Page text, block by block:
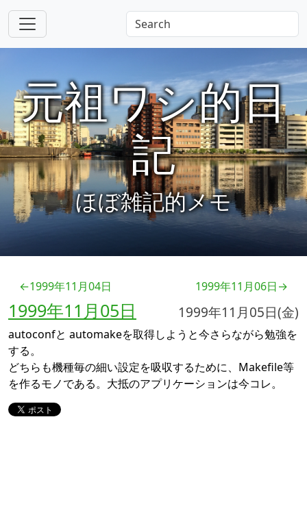
元祖ワシ的日
記
ほぼ雑記的メモ
←1999年11月04日 1999年11月06日→
1999年11月05日 1999年11月05日(金)
autoconfと automakeを取得しようと今さらながら勉強を
する。
どちらも機種毎の細い設定を吸収するために、Makefile等
を作るモノである。大抵のアプリケーションは今コレ。